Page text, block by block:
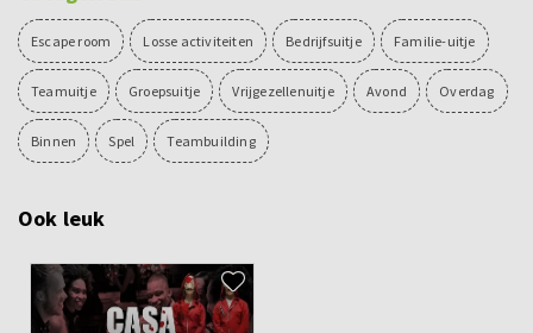
Escape room Losse activiteiten Bedrijfsuitje Familie-uitje
Teamuitje Groepsuitje Vrijgezellenuitje Avond Overdag
Binnen Spel Teambuilding
Ook leuk